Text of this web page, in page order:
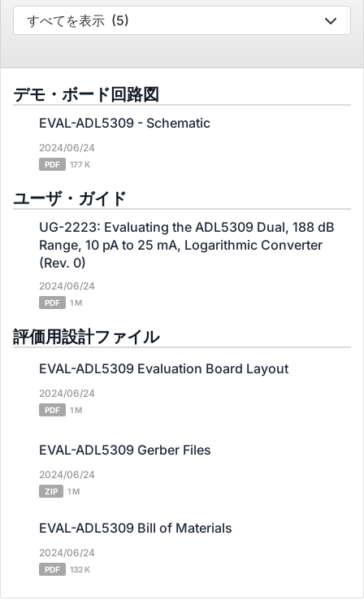
すべてを表示 (5)
デモ・ボード回路図
EVAL-ADL5309 - Schematic
2024/06/24
PDF 177 K
ユーザ・ガイド
UG-2223: Evaluating the ADL5309 Dual, 188 dB
Range, 10 pA to 25 mA, Logarithmic Converter
(Rev. 0)
2024/06/24
PDF 1 M
評価用設計ファイル
EVAL-ADL5309 Evaluation Board Layout
2024/06/24
PDF 1 M
EVAL-ADL5309 Gerber Files
2024/06/24
ZIP 1 M
EVAL-ADL5309 Bill of Materials
2024/06/24
PDF 132 K